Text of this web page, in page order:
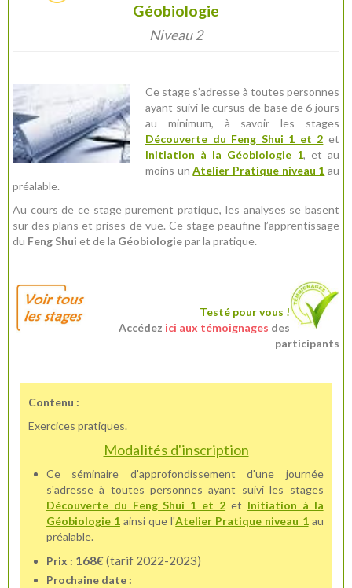
Géobiologie
Niveau 2
Ce stage s’adresse à toutes personnes
ayant suivi le cursus de base de 6 jours
au minimum, à savoir les stages
Découverte du Feng Shui 1 et 2 et
Initiation à la Géobiologie 1, et au
moins unAtelier Pratique niveau 1 au
préalable.
Au cours de ce stage purement pratique, les analyses se basent
sur des plans et prises de vue. Ce stage peaufine l’apprentissage
du Feng Shui et de la Géobiologiepar la pratique.
Testé pour vous !
Accédez ici aux témoignages des
participants
Contenu :
Exercices pratiques.
Modalités d'inscription
Ce séminaire d'approfondissement d'une journée
s'adresse à toutes personnes ayant suivi les stages
Découverte du Feng Shui 1 et 2 et Initiation à la
Géobiologie 1ainsi que l'Atelier Pratique niveau 1au
préalable.
Prix : 168€(tarif 2022-2023)
Prochaine date :